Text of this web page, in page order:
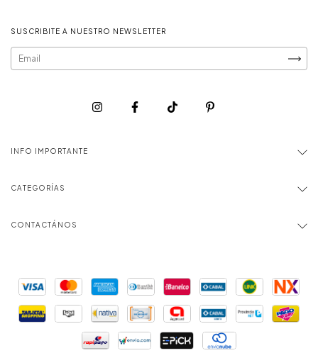
SUSCRIBITE A NUESTRO NEWSLETTER
INFO IMPORTANTE
CATEGORÍAS
CONTACTÁNOS